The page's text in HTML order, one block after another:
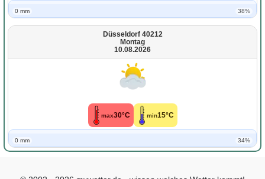
0 mm 38%
Düsseldorf 40212
Montag
10.08.2026
max30°C min15°C
0 mm 34%